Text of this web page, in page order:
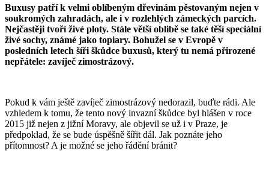
Buxusy patří k velmi oblíbeným dřevinám pěstovaným nejen v
soukromých zahradách, ale i v rozlehlých zámeckých parcích.
Nejčastěji tvoří živé ploty. Stále větší oblibě se také těší speciální
živé sochy, známé jako topiary. Bohužel se v Evropě v
posledních letech šíři škůdce buxusů, který tu nemá přirozené
nepřátele: zavíječ zimostrázový.
Pokud k vám ještě zavíječ zimostrázový nedorazil, buďte rádi. Ale
vzhledem k tomu, že tento nový invazní škůdce byl hlášen v roce
2015 již nejen z jižní Moravy, ale objevil se už i v Praze, je
předpoklad, že se bude úspěšně šířit dál. Jak poznáte jeho
přítomnost? A je možné se jeho řádění bránit?